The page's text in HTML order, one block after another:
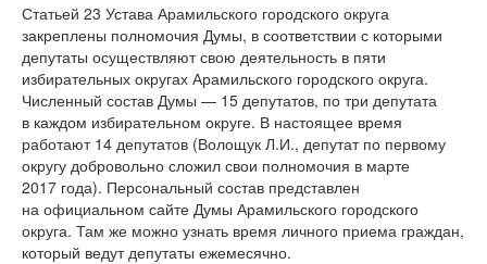
Статьей 23 Устава Арамильского городского округа
закреплены полномочия Думы, в соответствии с которыми
депутаты осуществляют свою деятельность в пяти
избирательных округах Арамильского городского округа.
Численный состав Думы — 15 депутатов, по три депутата
в каждом избирательном округе. В настоящее время
работают 14 депутатов (Волощук Л.И., депутат по первому
округу добровольно сложил свои полномочия в марте
2017 года). Персональный состав представлен
на официальном сайте Думы Арамильского городского
округа. Там же можно узнать время личного приема граждан,
который ведут депутаты ежемесячно.